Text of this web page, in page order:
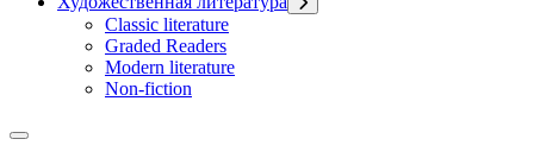
Classic literature
Graded Readers
Modern literature
Non-fiction